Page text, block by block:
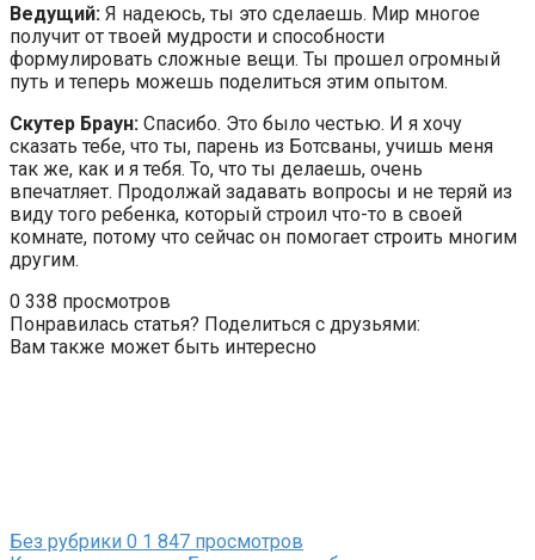
Ведущий: Я надеюсь, ты это сделаешь. Мир многое
получит от твоей мудрости и способности
формулировать сложные вещи. Ты прошел огромный
путь и теперь можешь поделиться этим опытом.
Скутер Браун: Спасибо. Это было честью. И я хочу
сказать тебе, что ты, парень из Ботсваны, учишь меня
так же, как и я тебя. То, что ты делаешь, очень
впечатляет. Продолжай задавать вопросы и не теряй из
виду того ребенка, который строил что-то в своей
комнате, потому что сейчас он помогает строить многим
другим.
0 338 просмотров
Понравилась статья? Поделиться с друзьями:
Вам также может быть интересно
Без рубрики 0 1 847 просмотров